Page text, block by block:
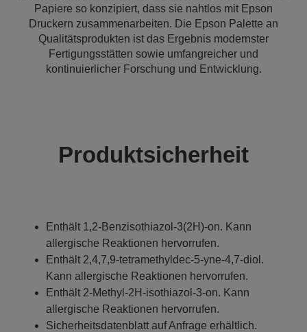
Papiere so konzipiert, dass sie nahtlos mit Epson
Druckern zusammenarbeiten. Die Epson Palette an
Qualitätsprodukten ist das Ergebnis modernster
Fertigungsstätten sowie umfangreicher und
kontinuierlicher Forschung und Entwicklung.
Produktsicherheit
Enthält 1,2-Benzisothiazol-3(2H)-on. Kann
allergische Reaktionen hervorrufen.
Enthält 2,4,7,9-tetramethyldec-5-yne-4,7-diol.
Kann allergische Reaktionen hervorrufen.
Enthält 2-Methyl-2H-isothiazol-3-on. Kann
allergische Reaktionen hervorrufen.
Sicherheitsdatenblatt auf Anfrage erhältlich.